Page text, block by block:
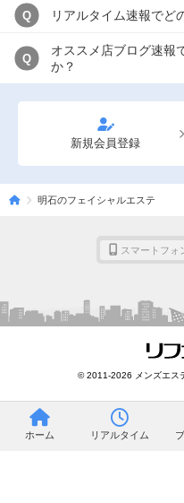
Q リアルタイム速報でど
Q
オススメ店ブログ速報
か？
新規会員登録
明石のフェイシャルエステ
スマートフォ
© 2011-2026 メンズエス
ホーム リアルタイム